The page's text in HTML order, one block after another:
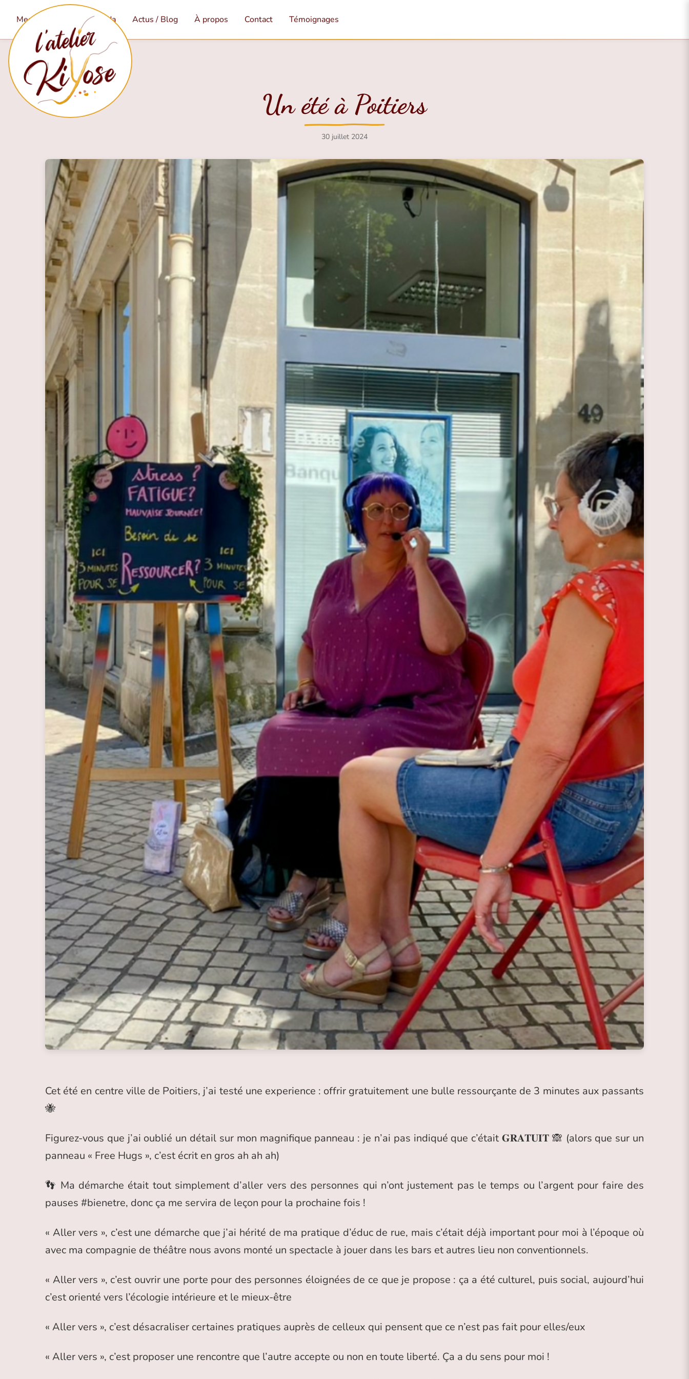
Mes services Agenda Actus / Blog À propos Contact Témoignages
Un été à Poitiers
30 juillet 2024
Cet été en centre ville de Poitiers, j’ai testé une experience : offrir gratuitement une bulle ressourçante de 3 minutes aux passants
🐝
Figurez-vous que j’ai oublié un détail sur mon magnifique panneau : je n’ai pas indiqué que c’était 𝐆𝐑𝐀𝐓𝐔𝐈𝐓 🙈 (alors que sur un
panneau « Free Hugs », c’est écrit en gros ah ah ah)
👣 Ma démarche était tout simplement d’aller vers des personnes qui n’ont justement pas le temps ou l’argent pour faire des
pauses #bienetre, donc ça me servira de leçon pour la prochaine fois !
« Aller vers », c’est une démarche que j’ai hérité de ma pratique d’éduc de rue, mais c’était déjà important pour moi à l’époque où
avec ma compagnie de théâtre nous avons monté un spectacle à jouer dans les bars et autres lieu non conventionnels.
« Aller vers », c’est ouvrir une porte pour des personnes éloignées de ce que je propose : ça a été culturel, puis social, aujourd’hui
c’est orienté vers l’écologie intérieure et le mieux-être
« Aller vers », c’est désacraliser certaines pratiques auprès de celleux qui pensent que ce n’est pas fait pour elles/eux
« Aller vers », c’est proposer une rencontre que l’autre accepte ou non en toute liberté. Ça a du sens pour moi !